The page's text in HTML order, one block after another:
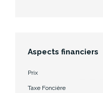
Aspects financiers
Prix
Taxe Foncière